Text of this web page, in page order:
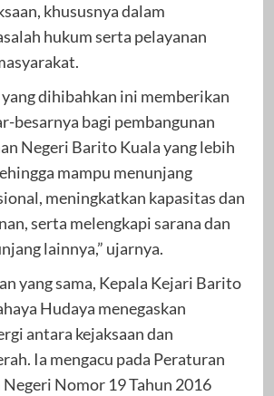
khususnya dalam
hukum serta pelayanan
yang dihibahkan ini memberikan
besarnya bagi pembangunan
Negeri Barito Kuala yang lebih
mampu menunjang
meningkatkan kapasitas dan
serta melengkapi sarana dan
lainnya,” ujarnya.
yang sama, Kepala Kejari Barito
Hudaya menegaskan
antara kejaksaan dan
Ia mengacu pada Peraturan
Nomor 19 Tahun 2016